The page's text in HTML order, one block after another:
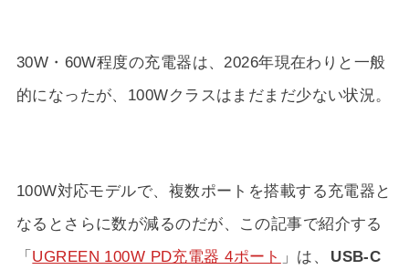
30W・60W程度の充電器は、2026年現在わりと一般
的になったが、100Wクラスはまだまだ少ない状況。
100W対応モデルで、複数ポートを搭載する充電器と
なるとさらに数が減るのだが、この記事で紹介する
「 UGREEN 100W PD充電器 4ポート 」は、
USB-C